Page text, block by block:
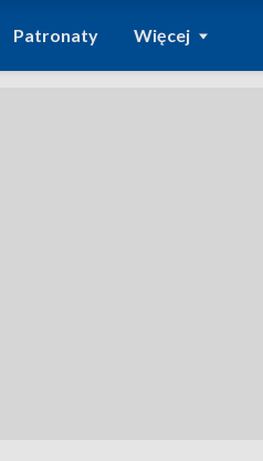
Patronaty Więcej